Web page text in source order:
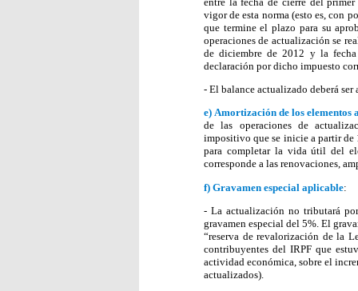
vigor de esta norma (esto es, con
que termine el plazo para su
operaciones de actualización se
de diciembre de 2012 y la
declaración por dicho impuesto
- El balance actualizado deberá
e) Amortización de los elementos
de las operaciones de
impositivo que se inicie a partir de
para completar la vida útil del
corresponde a las renovaciones,
f) Gravamen especial aplicable:
- La actualización no tributará
gravamen especial del 5%. El
“reserva de revalorización de la
contribuyentes del IRPF que
actividad económica, sobre el
actualizados).